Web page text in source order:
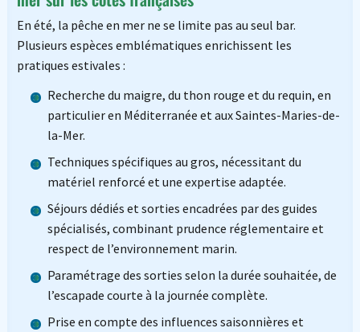
En été, la pêche en mer ne se limite pas au seul bar.
Plusieurs espèces emblématiques enrichissent les
pratiques estivales :
Recherche du maigre, du thon rouge et du requin, en
particulier en Méditerranée et aux Saintes-Maries-de-
la-Mer.
Techniques spécifiques au gros, nécessitant du
matériel renforcé et une expertise adaptée.
Séjours dédiés et sorties encadrées par des guides
spécialisés, combinant prudence réglementaire et
respect de l’environnement marin.
Paramétrage des sorties selon la durée souhaitée, de
l’escapade courte à la journée complète.
Prise en compte des influences saisonnières et